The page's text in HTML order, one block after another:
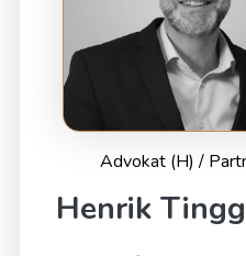
Advokat (H) /
Henrik